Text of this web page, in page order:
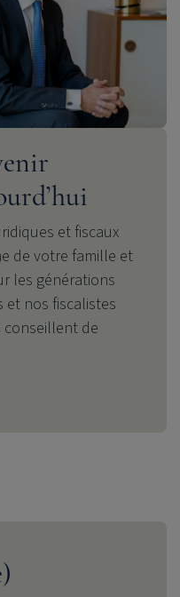
et fiscaux
de votre famille et
les générations
nos fiscalistes
de